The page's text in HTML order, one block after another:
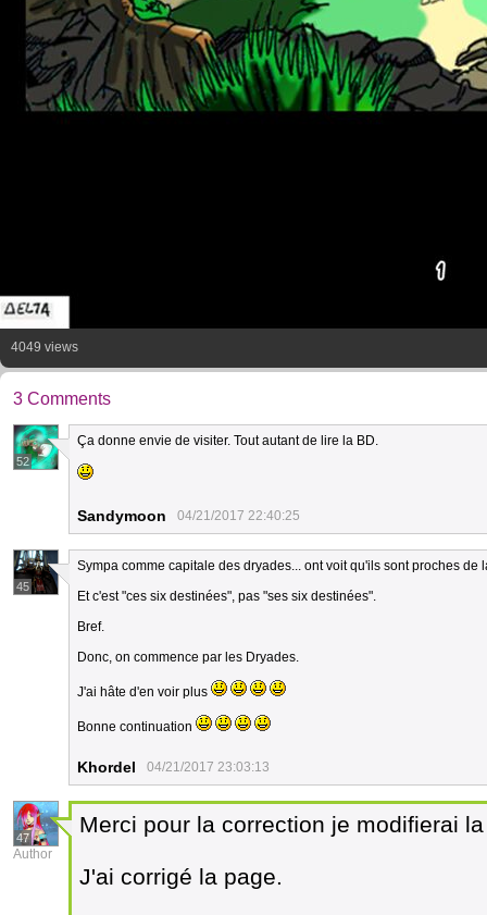
4049 views
3 Comments
52
Ça donne envie de visiter. Tout autant de lire la BD.
Sandymoon 04/21/2017 22:40:25
45
Sympa comme capitale des dryades... ont voit qu'ils sont proches de
Et c'est "ces six destinées", pas "ses six destinées".
Bref.
Donc, on commence par les Dryades.
J'ai hâte d'en voir plus
Bonne continuation
Khordel 04/21/2017 23:03:13
47
Author
Merci pour la correction je modifierai
J'ai corrigé la page.